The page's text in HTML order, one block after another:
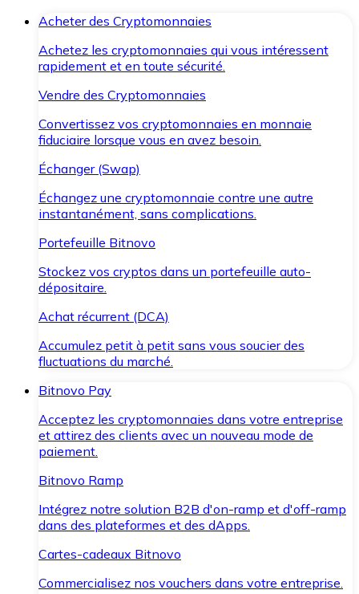
Acheter des Cryptomonnaies
Achetez les cryptomonnaies qui vous intéressent
rapidement et en toute sécurité.
Vendre des Cryptomonnaies
Convertissez vos cryptomonnaies en monnaie
fiduciaire lorsque vous en avez besoin.
Échanger (Swap)
Échangez une cryptomonnaie contre une autre
instantanément, sans complications.
Portefeuille Bitnovo
Stockez vos cryptos dans un portefeuille auto-
dépositaire.
Achat récurrent (DCA)
Accumulez petit à petit sans vous soucier des
fluctuations du marché.
Bitnovo Pay
Acceptez les cryptomonnaies dans votre entreprise
et attirez des clients avec un nouveau mode de
paiement.
Bitnovo Ramp
Intégrez notre solution B2B d'on-ramp et d'off-ramp
dans des plateformes et des dApps.
Cartes-cadeaux Bitnovo
Commercialisez nos vouchers dans votre entreprise.